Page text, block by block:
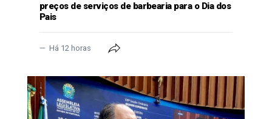
preços de serviços de barbearia para o Dia dos
Pais
Há 12 horas